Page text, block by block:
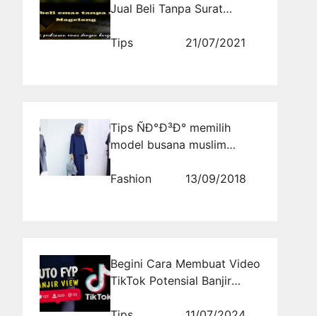
Jual Beli Tanpa Surat
Tips
21/07/2021
Tips ÑÐ°Ð³Ð° memilih
model busana muslim
Fashion
13/09/2018
Begini Cara Membuat Video
TikTok Potensial Banjir